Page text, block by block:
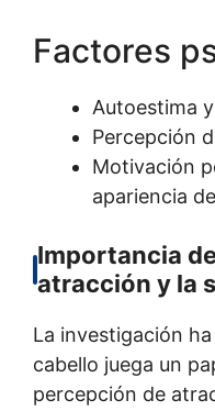
Factores
Autoestima
Percepción
Motivación
apariencia
Importancia
atracción y la
La investigación
cabello juega un
percepción de